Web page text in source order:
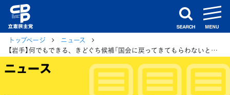
search
トップページ
ニュース
【岩手】何でもできる、きどぐち候補「国会に戻ってきてもらわないといけない」蓮舫参院議員
ニュース